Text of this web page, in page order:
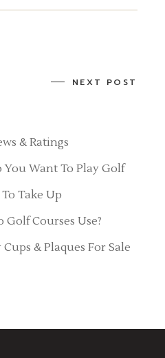
NEXT POST
& Ratings
You Want To Play Golf
Take Up
Courses Use?
& Plaques For Sale